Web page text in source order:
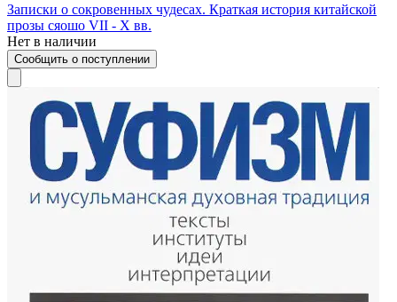
Записки о сокровенных чудесах. Краткая история китайской
прозы сяошо VII - X вв.
Нет в наличии
Сообщить о поступлении